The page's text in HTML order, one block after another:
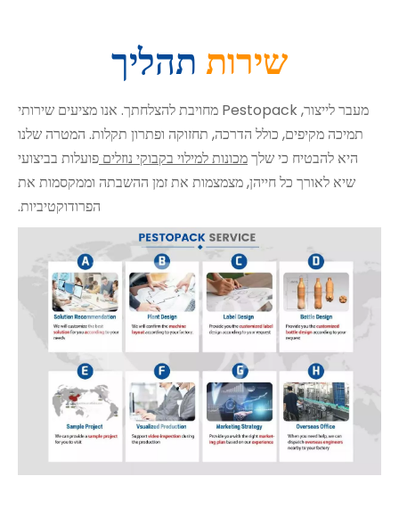
שירות תהליך
מעבר לייצור, Pestopack מחויבת להצלחתך. אנו מציעים שירותי
תמיכה מקיפים, כולל הדרכה, תחזוקה ופתרון תקלות. המטרה שלנו
היא להבטיח כי שלךמכונות למילוי בקבוקי נוזלים פועלות בביצועי
שיא לאורך כל חייהן, מצמצמות את זמן ההשבתה וממקסמות את
הפרודוקטיביות.